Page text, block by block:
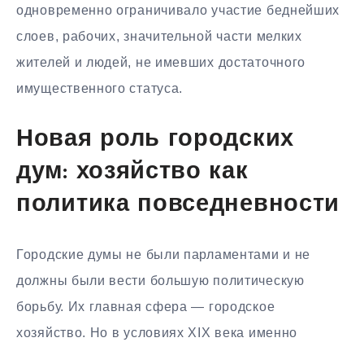
одновременно ограничивало участие беднейших
слоев, рабочих, значительной части мелких
жителей и людей, не имевших достаточного
имущественного статуса.
Новая роль городских
дум: хозяйство как
политика повседневности
Городские думы не были парламентами и не
должны были вести большую политическую
борьбу. Их главная сфера — городское
хозяйство. Но в условиях XIX века именно